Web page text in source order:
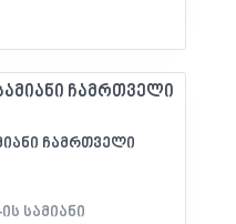
ნათურით -
დაცულობა IP: 20 -
ჩამრთველი
სამიანი